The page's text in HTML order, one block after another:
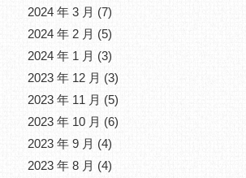
2024 年 3 月 (7)
2024 年 2 月 (5)
2024 年 1 月 (3)
2023 年 12 月 (3)
2023 年 11 月 (5)
2023 年 10 月 (6)
2023 年 9 月 (4)
2023 年 8 月 (4)